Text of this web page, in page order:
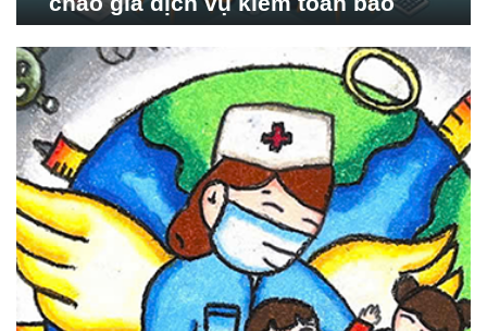
Nghiên cứu Phát triển Xã
hội_ISDS)